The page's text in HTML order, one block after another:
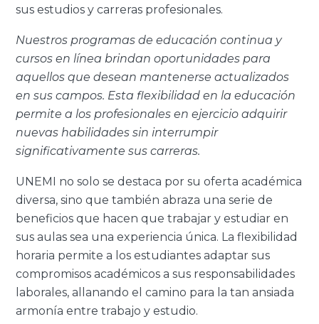
sus estudios y carreras profesionales.
Nuestros programas de educación continua y
cursos en línea brindan oportunidades para
aquellos que desean mantenerse actualizados
en sus campos. Esta flexibilidad en la educación
permite a los profesionales en ejercicio adquirir
nuevas habilidades sin interrumpir
significativamente sus carreras.
UNEMI no solo se destaca por su oferta académica
diversa, sino que también abraza una serie de
beneficios que hacen que trabajar y estudiar en
sus aulas sea una experiencia única. La flexibilidad
horaria permite a los estudiantes adaptar sus
compromisos académicos a sus responsabilidades
laborales, allanando el camino para la tan ansiada
armonía entre trabajo y estudio.